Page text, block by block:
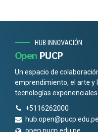
HUB INNOVACIÓN
Open PUCP
Un espacio de
emprendimiento, el arte y
tecnologías exponenciales.
+5116262000
hub.open@pucp.edu.pe